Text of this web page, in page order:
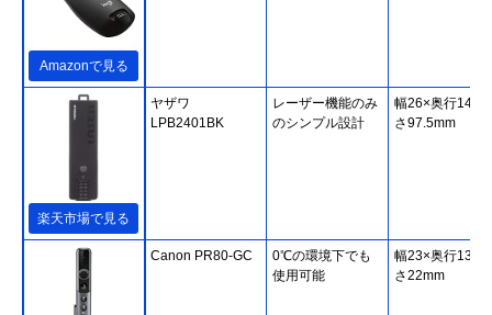
Amazonで見る
楽天市場で見る
ヤザワ
LPB2401BK
レーザー機能のみ
のシンプル設計
幅26×奥行14×高
さ97.5mm
Canon PR80-GC
0℃の環境下でも
使用可能
幅23×奥行135×
さ22mm